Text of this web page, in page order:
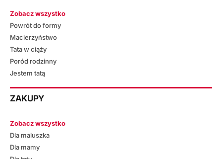
Zobacz wszystko
Powrót do formy
Macierzyństwo
Tata w ciąży
Poród rodzinny
Jestem tatą
ZAKUPY
Zobacz wszystko
Dla maluszka
Dla mamy